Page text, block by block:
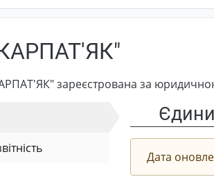
зареєстрована за
Дата